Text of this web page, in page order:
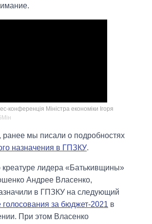
конференція Міністра економіки Ігоря
мы писали о подробностях
назначения в ГПЗКУ.
креатуре лидера «Батькивщины»
Андрее Власенко,
в ГПЗКУ на следующий
голосования за бюджет-2021 в
При этом Власенко